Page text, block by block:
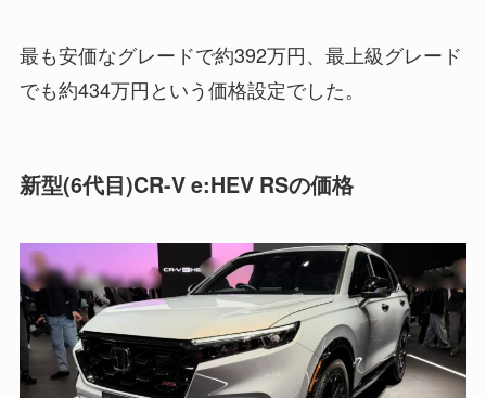
最も安価なグレードで約392万円、最上級グレード
でも約434万円という価格設定でした。
新型(6代目)CR-V e:HEV RSの価格